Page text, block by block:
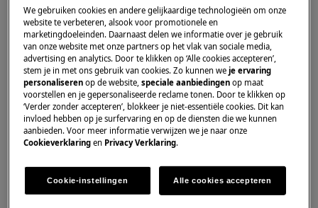
Portez des lunettes de sécurité si vous effectuez
des travaux de maintenance ou de réparation
impliquant des ressorts.
ATTENTION !RISQUE DE PINCEMENT
We gebruiken cookies en andere gelijkaardige technologieën om onze
website te verbeteren, alsook voor promotionele en
marketingdoeleinden. Daarnaast delen we informatie over je gebruik
van onze website met onze partners op het vlak van sociale media,
advertising en analytics. Door te klikken op ‘Alle cookies accepteren’,
stem je in met ons gebruik van cookies. Zo kunnen weje ervaring
personaliseren op de website,speciale aanbiedingen op maat
voorstellen en je gepersonaliseerde reclame tonen. Door te klikken op
‘Verder zonder accepteren’, blokkeer je niet-essentiële cookies. Dit kan
invloed hebben op je surfervaring en op de diensten die we kunnen
aanbieden. Voor meer informatie verwijzen we je naar onze
Cookieverklaring en Privacy Verklaring.
Cookie-instellingen Alle cookies accepteren